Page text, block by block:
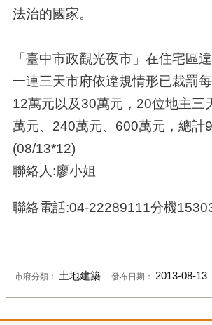
法治的國家。
「臺中市政觀光夜市」在住宅區
一連三天市府依違規情形已裁罰每
12萬元以及30萬元，20位地主三
萬元、240萬元、600萬元，總計
(08/13*12)
聯絡人:廖小姐
聯絡電話:04-22289111分機
市府分類： 土地建築 發布日期： 2013-08-13